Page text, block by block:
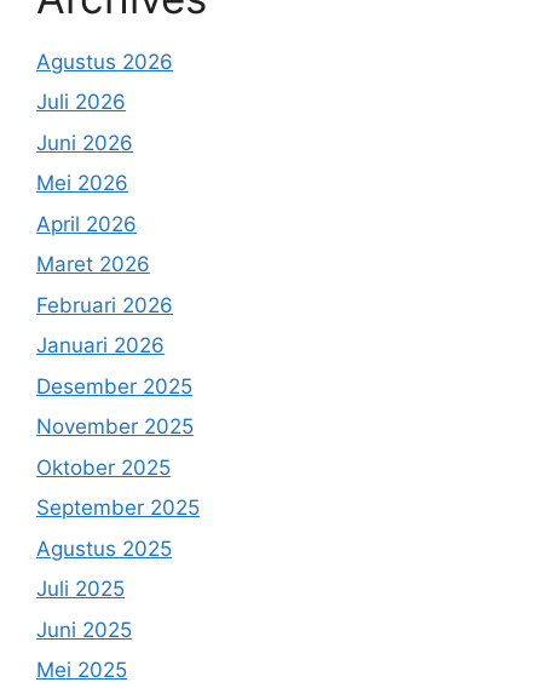
Agustus 2026
Juli 2026
Juni 2026
Mei 2026
April 2026
Maret 2026
Februari 2026
Januari 2026
Desember 2025
November 2025
Oktober 2025
September 2025
Agustus 2025
Juli 2025
Juni 2025
Mei 2025